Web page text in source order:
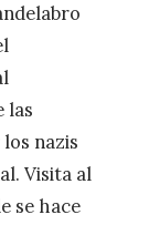
las
nazis
Visita al
se hace